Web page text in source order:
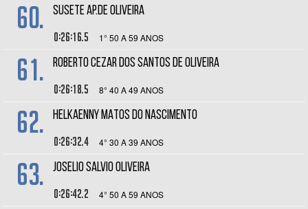
60. SUSETE AP.DE OLIVEIRA
0:26:16.5 1° 50 A 59 ANOS
61. ROBERTO CEZAR DOS SANTOS DE OLIVEIRA
0:26:18.5 8° 40 A 49 ANOS
62. HELKAENNY MATOS DO NASCIMENTO
0:26:32.4 4° 30 A 39 ANOS
63. JOSELIO SALVIO OLIVEIRA
0:26:42.2 4° 50 A 59 ANOS